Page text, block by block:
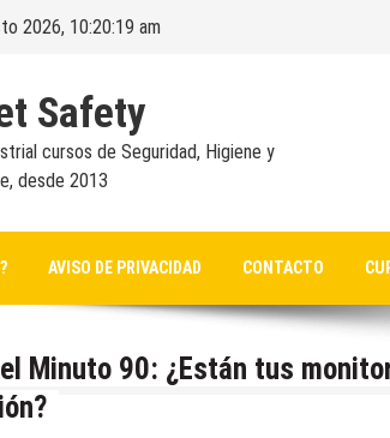
2026, 10:20:19 am
Safety
cursos de Seguridad, Higiene y
desde 2013
AVISO DE PRIVACIDAD CONTACTO
Minuto 90: ¿Están tus